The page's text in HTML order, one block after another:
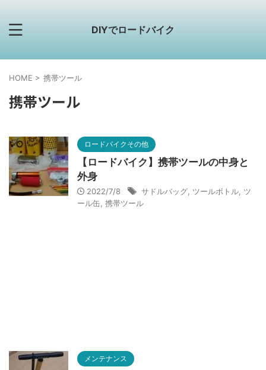
DIYでロードバイク
HOME > 携帯ツール
携帯ツール
ロードバイクその他
【ロードバイク】携帯ツールの中身と
外身
2022/7/8 サドルバッグ ツールボトル ツ
ール缶 携帯ツール
メンテナンス